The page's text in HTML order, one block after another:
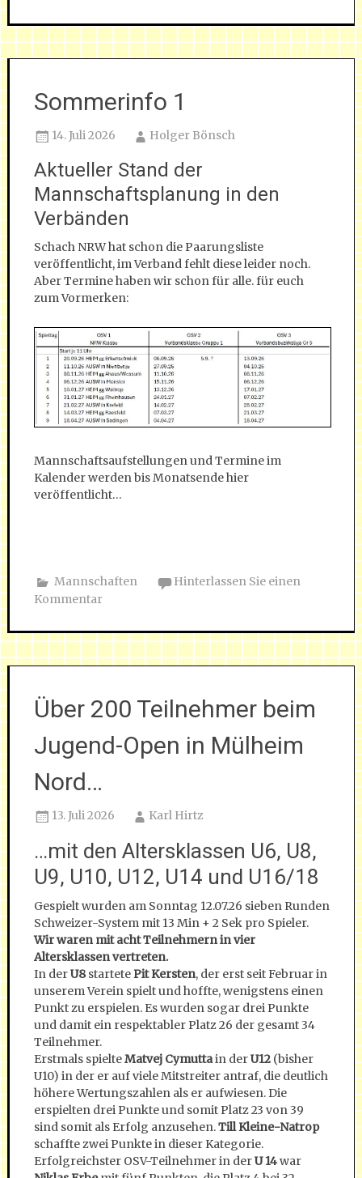
Sommerinfo 1
14. Juli 2026 Holger Bönsch
Aktueller Stand der
Mannschaftsplanung in den
Verbänden
Schach NRW hat schon die Paarungsliste
veröffentlicht, im Verband fehlt diese leider noch.
Aber Termine haben wir schon für alle. für euch
zum Vormerken:
Mannschaftsaufstellungen und Termine im
Kalender werden bis Monatsende hier
veröffentlicht…
Mannschaften
Hinterlassen Sie einen
Kommentar
Über 200 Teilnehmer beim
Jugend-Open in Mülheim
Nord…
13. Juli 2026 Karl Hirtz
…mit den Altersklassen U6, U8,
U9, U10, U12, U14 und U16/18
Gespielt wurden am Sonntag 12.07.26 sieben Runden
Schweizer-System mit 13 Min + 2 Sek pro Spieler.
Wir waren mit acht Teilnehmern in vier
Altersklassen vertreten.
In derU8startetePit Kersten, der erst seit Februar in
unserem Verein spielt und hoffte, wenigstens einen
Punkt zu erspielen. Es wurden sogar drei Punkte
und damit ein respektabler Platz 26 der gesamt 34
Teilnehmer.
Erstmals spielteMatvej Cymuttain derU12(bisher
U10) in der er auf viele Mitstreiter antraf, die deutlich
höhere Wertungszahlen als er aufwiesen. Die
erspielten drei Punkte und somit Platz 23 von 39
sind somit als Erfolg anzusehen.Till Kleine-Natrop
schaffte zwei Punkte in dieser Kategorie.
Erfolgreichster OSV-Teilnehmer in derU 14war